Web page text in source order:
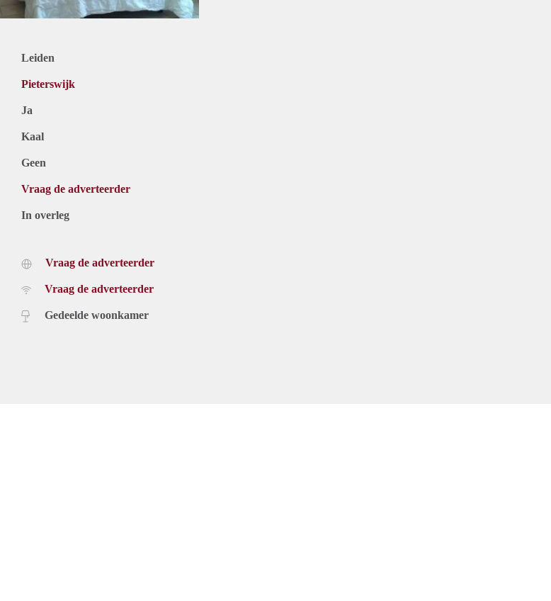
Leiden
Pieterswijk
Ja
Kaal
Geen
Vraag de adverteerder
In overleg
Vraag de adverteerder
Vraag de adverteerder
Gedeelde woonkamer